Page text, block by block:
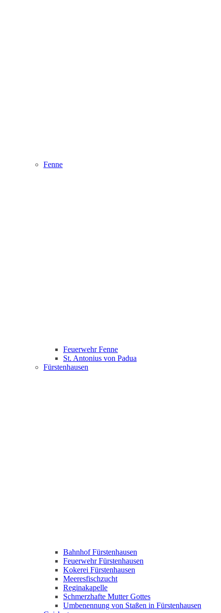
Fenne
Feuerwehr Fenne
St. Antonius von Padua
Fürstenhausen
Bahnhof Fürstenhausen
Feuerwehr Fürstenhausen
Kokerei Fürstenhausen
Meeresfischzucht
Reginakapelle
Schmerzhafte Mutter Gottes
Umbenennung von Staßen in Fürstenhausen